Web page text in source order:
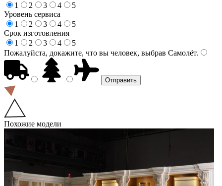
1
2 3 4
5
Уровень сервиса
1
2 3 4
5
Срок изготовления
1
2 3 4
5
Пожалуйста, докажите, что вы человек, выбрав Самолёт.
Похожие модели